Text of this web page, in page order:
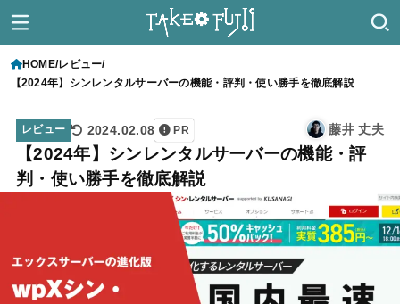
HOME レビュー
【2024年】シンレンタルサーバーの機能・評判・使い勝手を徹底解説
レビュー 2024.02.08 PR 藤井 丈夫
【2024年】シンレンタルサーバーの機能・評
判・使い勝手を徹底解説